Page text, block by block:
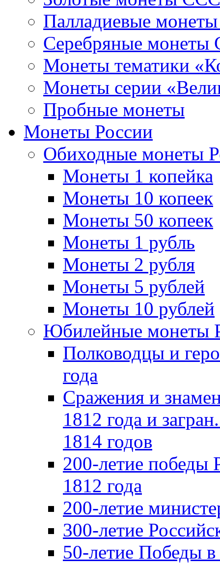
Палладиевые
Серебряные монеты
Монеты тематики
Монеты серии
Пробные монеты
Монеты России
Обиходные монеты
Монеты 1 копейка
Монеты 10 копеек
Монеты 50 копеек
Монеты 1 рубль
Монеты 2 рубля
Монеты 5 рублей
Монеты 10 рублей
Юбилейные монеты
Полководцы и
года
Сражения и
1812 года и
1814 годов
200-летие победы
1812 года
200-летие
300-летие
50-летие Победы